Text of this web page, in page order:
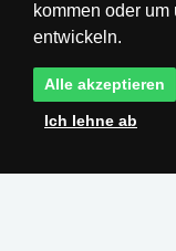
Nederland
kommen oder
entwickeln.
Alle akzeptieren
Ich lehne ab